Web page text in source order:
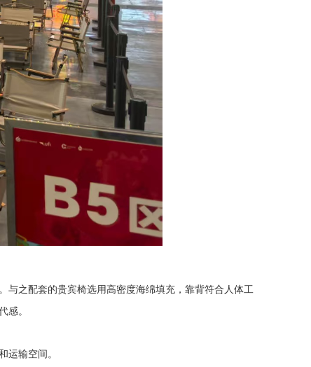
与之配套的贵宾椅选用高密度海绵填充，靠背符合人体工
。
运输空间。